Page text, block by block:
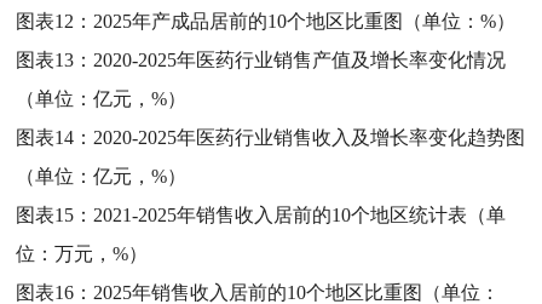
图表12： 2025年产成品居前的10个地区比重图（单位：%）
图表13： 2020-2025年医药行业销售产值及增长率变化情况
（单位：亿元，%）
图表14： 2020-2025年医药行业销售收入及增长率变化趋势图
（单位：亿元，%）
图表15： 2021-2025年销售收入居前的10个地区统计表（单
位：万元，%）
图表16： 2025年销售收入居前的10个地区比重图（单位：